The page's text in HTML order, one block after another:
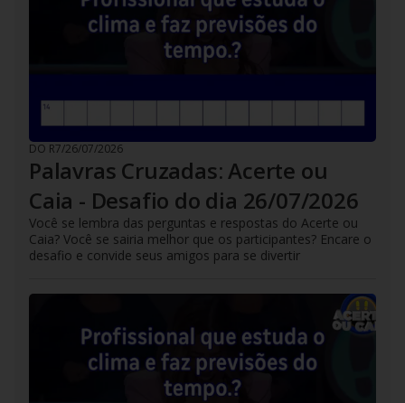
DO R7/26/07/2026
Palavras Cruzadas: Acerte ou
Caia - Desafio do dia 26/07/2026
Você se lembra das perguntas e respostas do Acerte ou
Caia? Você se sairia melhor que os participantes? Encare o
desafio e convide seus amigos para se divertir